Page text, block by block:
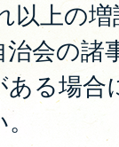
以上の
会の諸
ある場合